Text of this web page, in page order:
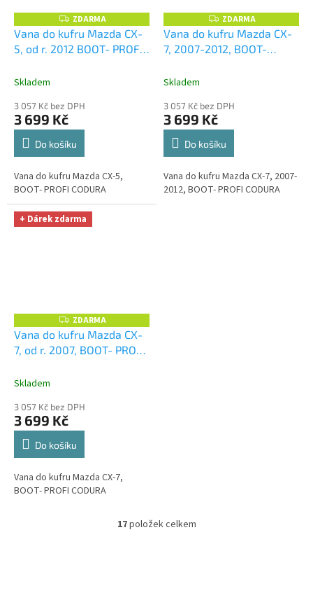
Z
D
A
R
ZDARMA
Vana do kufru Mazda CX-
5, od r. 2012 BOOT- PROFI
utěrka z mikrovlákna
zdarma v hodnotě 299,-Kč
Skladem
3 057 Kč bez DPH
3 699 Kč
Do košíku
Vana do kufru Mazda CX-5,
BOOT- PROFI CODURA
Z
D
A
R
ZDARMA
Vana do kufru Mazda CX-
7, 2007-2012, BOOT-
UNIVERZÁL utěrka z
Microfiber zdarma v
hodnotě 299,-Kč
Skladem
3 057 Kč bez DPH
3 699 Kč
Do košíku
Vana do kufru Mazda CX-7, 2007-
2012, BOOT- PROFI CODURA
+ Dárek zdarma
Z
D
A
R
M
ZDARMA
Vana do kufru Mazda CX-
7, od r. 2007, BOOT- PROFI
utěrka z mikrovlákna
zdarma v hodnotě 299,-Kč
Skladem
3 057 Kč bez DPH
3 699 Kč
Do košíku
Vana do kufru Mazda CX-7,
BOOT- PROFI CODURA
O
17položek celkem